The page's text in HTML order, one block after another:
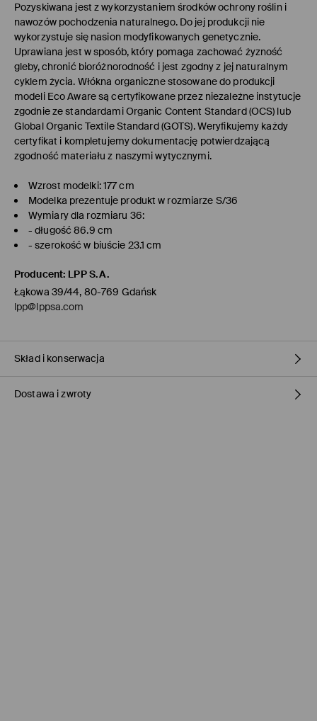
Pozyskiwana jest z wykorzystaniem środków ochrony roślin i
nawozów pochodzenia naturalnego. Do jej produkcji nie
wykorzystuje się nasion modyfikowanych genetycznie.
Uprawiana jest w sposób, który pomaga zachować żyzność
gleby, chronić bioróżnorodność i jest zgodny z jej naturalnym
cyklem życia. Włókna organiczne stosowane do produkcji
modeli Eco Aware są certyfikowane przez niezależne instytucje
zgodnie ze standardami Organic Content Standard (OCS) lub
Global Organic Textile Standard (GOTS). Weryfikujemy każdy
certyfikat i kompletujemy dokumentację potwierdzającą
zgodność materiału z naszymi wytycznymi.
Wzrost modelki: 177 cm
Modelka prezentuje produkt w rozmiarze S/36
Wymiary dla rozmiaru 36:
- długość 86.9 cm
- szerokość w biuście 23.1 cm
Producent: LPP S.A.
Łąkowa 39/44, 80-769 Gdańsk
lpp@lppsa.com
Skład i konserwacja
Materiał I: 55% BAWEŁNA, 42% POLIESTER, 3% ELASTAN
Dostawa i zwroty